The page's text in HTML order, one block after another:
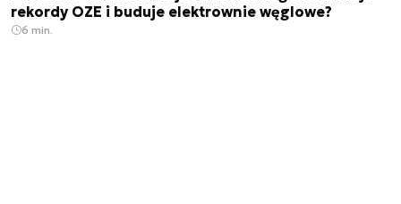
rekordy OZE i buduje elektrownie węglowe?
6 min.